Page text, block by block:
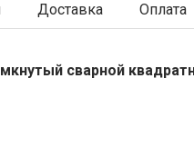
Доставка Оплата
сварной